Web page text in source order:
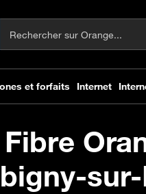
sur-